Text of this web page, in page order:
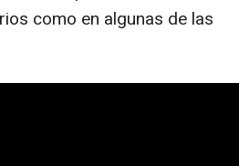
como en algunas de las